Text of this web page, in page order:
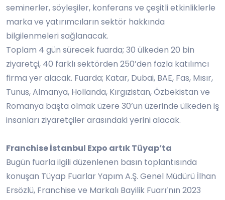
seminerler, söyleşiler, konferans ve çeşitli etkinliklerle
marka ve yatırımcıların sektör hakkında
bilgilenmeleri sağlanacak.
Toplam 4 gün sürecek fuarda; 30 ülkeden 20 bin
ziyaretçi, 40 farklı sektörden 250’den fazla katılımcı
firma yer alacak. Fuarda; Katar, Dubai, BAE, Fas, Mısır,
Tunus, Almanya, Hollanda, Kırgızistan, Özbekistan ve
Romanya başta olmak üzere 30’un üzerinde ülkeden iş
insanları ziyaretçiler arasındaki yerini alacak.
Franchise İstanbul Expo artık Tüyap’ta
Bugün fuarla ilgili düzenlenen basın toplantısında
konuşan Tüyap Fuarlar Yapım A.Ş. Genel Müdürü İlhan
Ersözlü, Franchise ve Markalı Bayilik Fuarı’nın 2023